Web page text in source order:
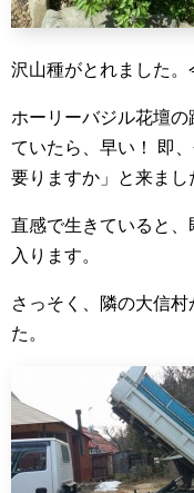
沢山種がとれました。
ホーリーバジル花壇
ていたら、早い！
即
要りますか」と来まし
直感で生きていると
入ります。
さっそく、隣の大信
た。